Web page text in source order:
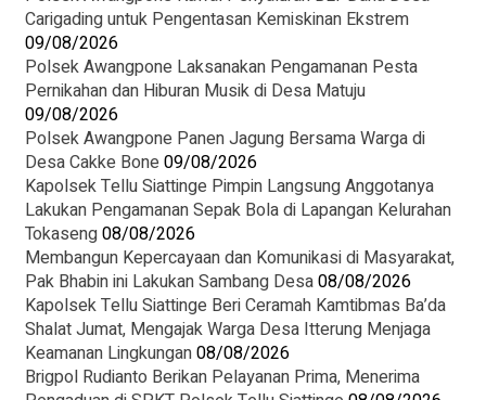
Carigading untuk Pengentasan Kemiskinan Ekstrem
09/08/2026
‎Polsek Awangpone Laksanakan Pengamanan Pesta
Pernikahan dan Hiburan Musik di Desa Matuju ‎
09/08/2026
Polsek Awangpone Panen Jagung Bersama Warga di
Desa Cakke Bone09/08/2026
Kapolsek Tellu Siattinge Pimpin Langsung Anggotanya
Lakukan Pengamanan Sepak Bola di Lapangan Kelurahan
Tokaseng08/08/2026
Membangun Kepercayaan dan Komunikasi di Masyarakat,
Pak Bhabin ini Lakukan Sambang Desa08/08/2026
Kapolsek Tellu Siattinge Beri Ceramah Kamtibmas Ba’da
Shalat Jumat, Mengajak Warga Desa Itterung Menjaga
Keamanan Lingkungan08/08/2026
Brigpol Rudianto Berikan Pelayanan Prima, Menerima